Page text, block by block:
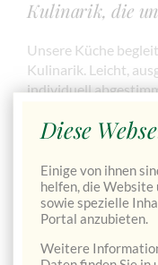
Kulinarik, die
Unsere Küche
Kulinarik. Leicht,
individuell
Lebensmitteln
Gerne
Ernährungsformen
unseres Hauses –
abgestimmt.
Diese
Einige von ihnen
helfen, die Website
sowie spezielle
Portal anzubieten.
Weitere